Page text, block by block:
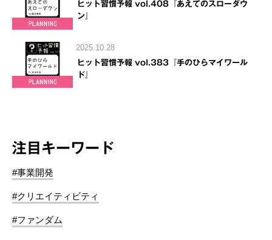
ヒット習慣予報 vol.408『あえてのスローダウ
ン』
2025.10.28
ヒット習慣予報 vol.383『手のひらマイワール
ド』
注目キーワード
#事業開発
#クリエイティビティ
#ファンダム